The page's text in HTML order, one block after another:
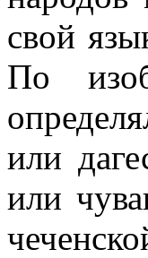
свой
По
или
или